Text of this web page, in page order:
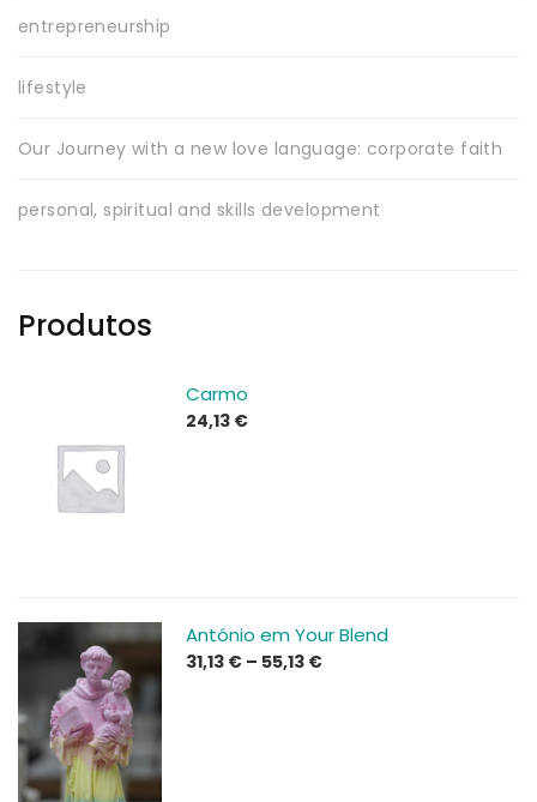
entrepreneurship
lifestyle
Our Journey with a new love language: corporate faith
personal, spiritual and skills development
Produtos
Carmo
24,13 €
António em Your Blend
31,13 € – 55,13 €Price